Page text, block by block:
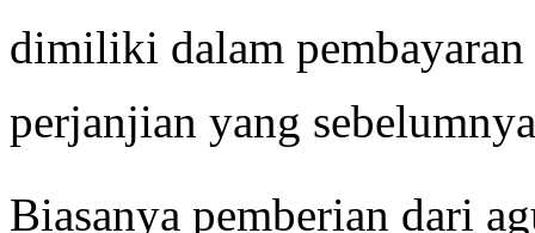
dimiliki dalam pembayaran
perjanjian yang
Biasanya pemberian dari